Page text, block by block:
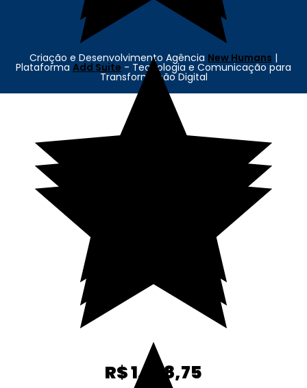
R$ 1.998,75
Criação e Desenvolvimento Agência New Humans |
Plataforma Add Suite - Tecnologia e Comunicação para
Transformação Digital